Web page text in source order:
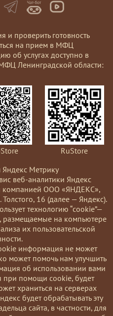
и проверить готовность
на прием в МФЦ
об услугах доступно в
Ленинградской области:
RuStore
Метрику
веб-аналитики Яндекс
компанией ООО «ЯНДЕКС»,
16 (далее — Яндекс).
технологию “cookie”—
размещаемые на компьютере
их пользовательской
информация не может
может помочь нам улучшить
об использовании вами
при помощи cookie, будет
храниться на серверах
будет обрабатывать эту
сайта, в частности, для